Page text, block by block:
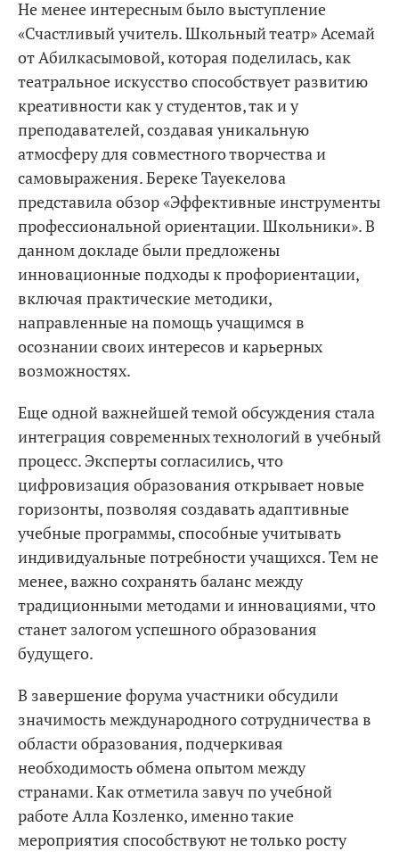
Не менее интересным было выступление
«Счастливый учитель. Школьный театр» Асемай
от Абилкасымовой, которая поделилась, как
театральное искусство способствует развитию
креативности как у студентов, так и у
преподавателей, создавая уникальную
атмосферу для совместного творчества и
самовыражения. Береке Тауекелова
представила обзор «Эффективные инструменты
профессиональной ориентации. Школьники». В
данном докладе были предложены
инновационные подходы к профориентации,
включая практические методики,
направленные на помощь учащимся в
осознании своих интересов и карьерных
возможностях.
Еще одной важнейшей темой обсуждения стала
интеграция современных технологий в учебный
процесс. Эксперты согласились, что
цифровизация образования открывает новые
горизонты, позволяя создавать адаптивные
учебные программы, способные учитывать
индивидуальные потребности учащихся. Тем не
менее, важно сохранять баланс между
традиционными методами и инновациями, что
станет залогом успешного образования
будущего.
В завершение форума участники обсудили
значимость международного сотрудничества в
области образования, подчеркивая
необходимость обмена опытом между
странами. Как отметила завуч по учебной
работе Алла Козленко, именно такие
мероприятия способствуют не только росту